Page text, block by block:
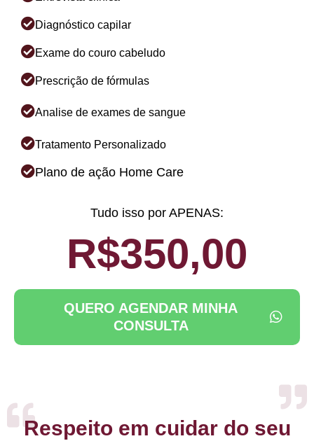
Diagnóstico capilar
Exame do couro cabeludo
Prescrição de fórmulas
Analise de exames de sangue
Tratamento Personalizado
Plano de ação Home Care
Tudo isso por APENAS:
R$350,00
QUERO AGENDAR MINHA
CONSULTA
Respeito em cuidar do seu